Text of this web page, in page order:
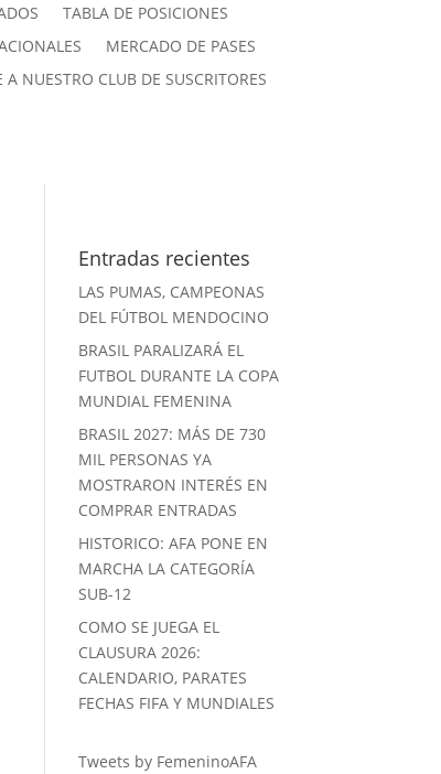
TABLA DE POSICIONES
MERCADO DE PASES
A NUESTRO CLUB DE SUSCRITORES
Entradas recientes
LAS PUMAS, CAMPEONAS
DEL FÚTBOL MENDOCINO
BRASIL PARALIZARÁ EL
FUTBOL DURANTE LA COPA
MUNDIAL FEMENINA
BRASIL 2027: MÁS DE 730
MIL PERSONAS YA
MOSTRARON INTERÉS EN
COMPRAR ENTRADAS
HISTORICO: AFA PONE EN
MARCHA LA CATEGORÍA
SUB-12
COMO SE JUEGA EL
CLAUSURA 2026:
CALENDARIO, PARATES
FECHAS FIFA Y MUNDIALES
Tweets by FemeninoAFA